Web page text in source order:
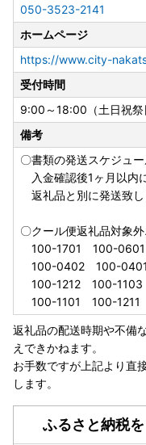
寄附者の皆様にはご不
いませんが、何卒ご理
▼お礼の品の発送につ
決済確認後、順次発送
時間を要するものや、
ます。また人気の品な
ざいますので、あらか
050-3523-2141
ホームページ
https://www.city-
受付時間
9:00～18:00（土日祝祭
備考
〇書類の発送スケジュ
入金確認後1ヶ月以内
返礼品と別に発送致し
〇クール便返礼品対象
100-1701 100-
100-0402 100-
100-1212 100-
100-1101 100-
返礼品の配送時期や不備
えできかねます。
お手数ですが上記より直
します。
ふるさと納税